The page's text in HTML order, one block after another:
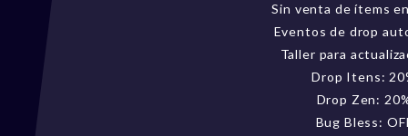
Sin venta de ítems
Eventos de drop
Taller para
Drop Itens:
Drop Zen:
Bug Bless: